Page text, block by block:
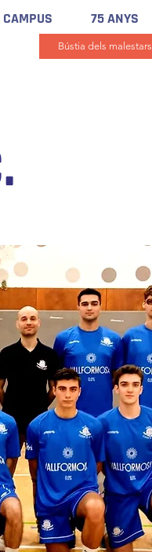
CAMPUS 75 ANYS
Bústia dels malestars